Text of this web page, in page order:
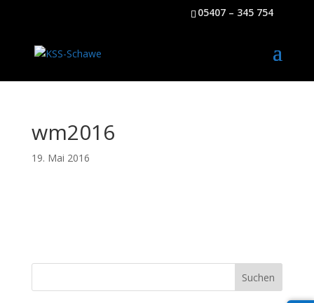
05407 – 345 754
wm2016
19. Mai 2016